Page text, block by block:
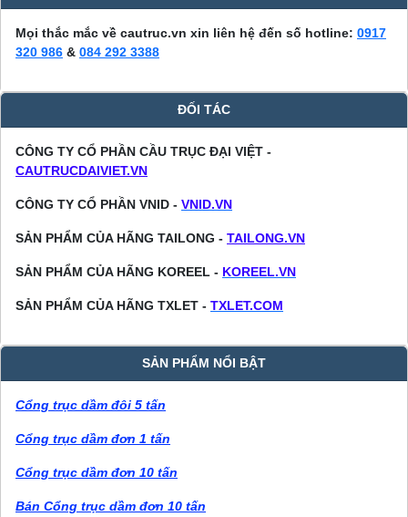
Mọi thắc mắc về cautruc.vn xin liên hệ đến số hotline: 0917
320 986 & 084 292 3388
ĐỐI TÁC
CÔNG TY CỔ PHẦN CẦU TRỤC ĐẠI VIỆT -
CAUTRUCDAIVIET.VN
CÔNG TY CỔ PHẦN VNID - VNID.VN
SẢN PHẨM CỦA HÃNG TAILONG - TAILONG.VN
SẢN PHẨM CỦA HÃNG KOREEL - KOREEL.VN
SẢN PHẨM CỦA HÃNG TXLET - TXLET.COM
SẢN PHẨM NỔI BẬT
Cổng trục dầm đôi 5 tấn
Cổng trục dầm đơn 1 tấn
Cổng trục dầm đơn 10 tấn
Bán Cổng trục dầm đơn 10 tấn